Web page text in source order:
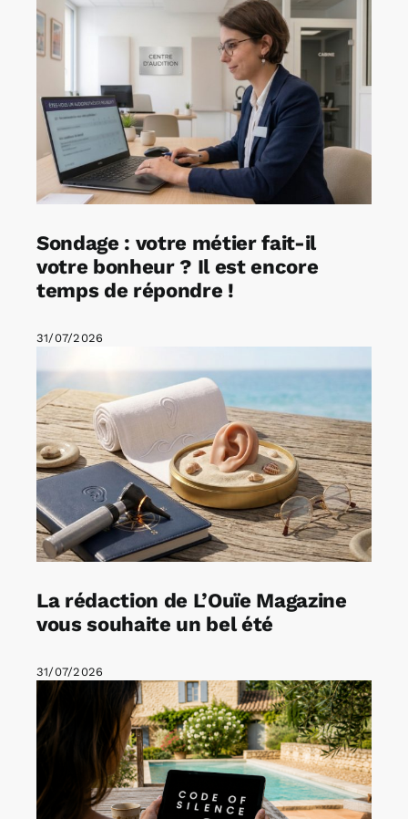
Sondage : votre métier fait-il
votre bonheur ? Il est encore
temps de répondre !
31/07/2026
La rédaction de L’Ouïe Magazine
vous souhaite un bel été
31/07/2026